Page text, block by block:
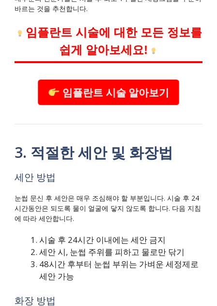
바르는 것을 추천합니다.
임플란트 시술에 대한 모든 정보를
쉽게 알아보세요!
임플란트 시술 알아보기
3. 적절한 세안 및 화장법
세안 방법
눈썹 문신 후 세안은 매우 조심해야 할 부분입니다. 시술 후 24
시간동안은 되도록 물이 얼굴에 닿지 않도록 합니다. 다음 지침
에 따라 세안합니다.
시술 후 24시간 이내에는 세안 금지
세안 시, 눈썹 주위를 피하고 물로만 닦기
48시간 후부터 눈썹 부위는 가벼운 세정제로
세안 가능
화장 방법